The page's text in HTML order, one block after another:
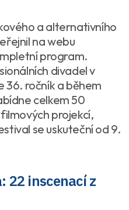
a alternativního
na webu
program.
divadel v
36. ročník a během
celkem 50
projekcí,
se uskuteční od 9.
22 inscenací z